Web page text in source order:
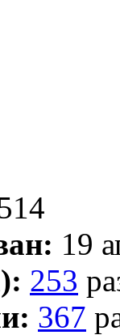
19
253
367